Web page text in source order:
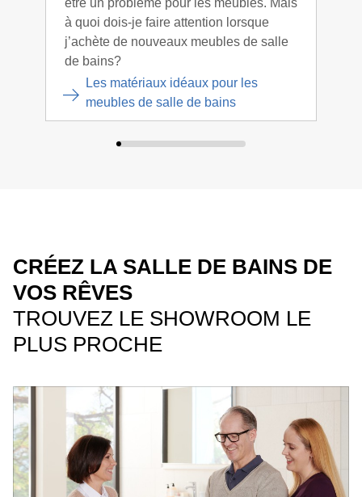
être un problème pour les meubles. Mais
à quoi dois-je faire attention lorsque
j’achète de nouveaux meubles de salle
de bains?
Les matériaux idéaux pour les
meubles de salle de bains
CRÉEZ LA SALLE DE BAINS DE
VOS RÊVES
TROUVEZ LE SHOWROOM LE
PLUS PROCHE